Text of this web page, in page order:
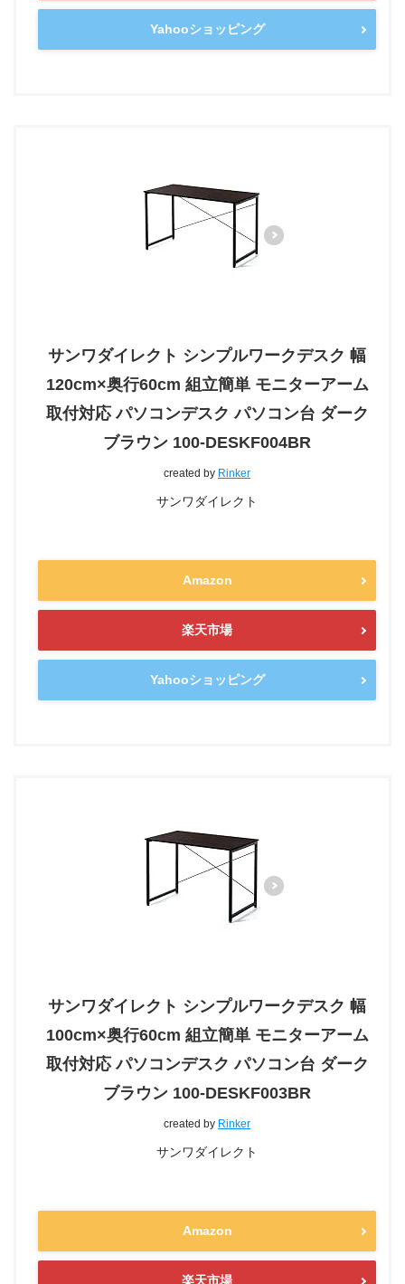
Yahooショッピング
サンワダイレクト シンプルワークデスク 幅
120cm×奥行60cm 組立簡単 モニターアーム
取付対応 パソコンデスク パソコン台 ダーク
ブラウン 100-DESKF004BR
created by Rinker
サンワダイレクト
Amazon
楽天市場
Yahooショッピング
サンワダイレクト シンプルワークデスク 幅
100cm×奥行60cm 組立簡単 モニターアーム
取付対応 パソコンデスク パソコン台 ダーク
ブラウン 100-DESKF003BR
created by Rinker
サンワダイレクト
Amazon
楽天市場